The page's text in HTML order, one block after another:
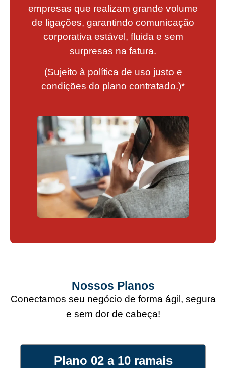
empresas que realizam grande volume
de ligações, garantindo comunicação
corporativa estável, fluida e sem
surpresas na fatura.
(Sujeito à política de uso justo e
condições do plano contratado.)*
Nossos Planos
Conectamos seu negócio de forma ágil, segura
e sem dor de cabeça!
Plano 02 a 10 ramais